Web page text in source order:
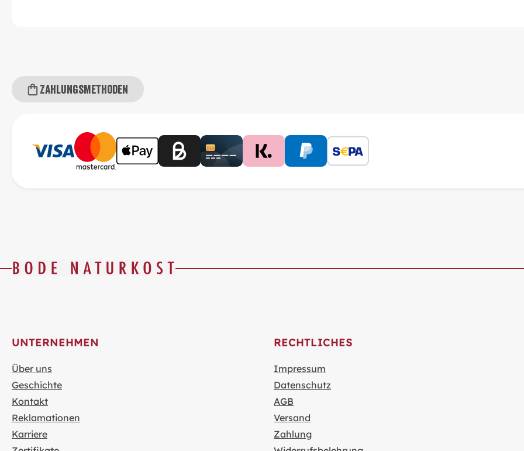
Zahlungsmethoden
UNTERNEHMEN
Über uns
Geschichte
Kontakt
Reklamationen
Karriere
RECHTLICHES
Impressum
Datenschutz
AGB
Versand
Zahlung